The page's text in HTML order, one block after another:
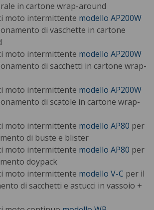
in cartone wrap-around
moto intermittente modello AP200W
di vaschette in cartone
moto intermittente modello AP200W
di sacchetti in cartone wrap-
moto intermittente modello AP200W
di scatole in cartone wrap-
moto intermittente modello AP80 per
di buste e blister
moto intermittente modello AP80 per
doypack
moto intermittente modello V-C per il
di sacchetti e astucci in vassoio +